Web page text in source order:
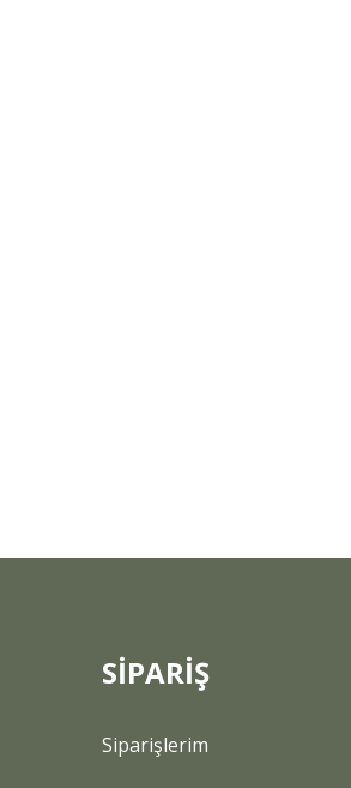
SİPARİŞ
Siparişlerim